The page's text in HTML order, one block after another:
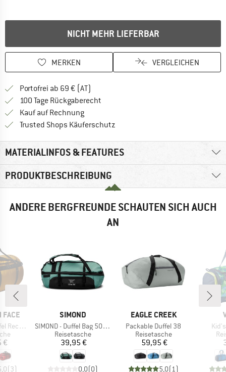
NICHT MEHR LIEFERBAR
MERKEN VERGLEICHEN
Portofrei ab 69 € (AT)
100 Tage Rückgaberecht
Kauf auf RechnungFinde die Zahlungs-Infos hier! Öffnet
Trusted Shops Käuferschutz
MATERIALINFOS & FEATURES
PRODUKTBESCHREIBUNG
ANDERE BERGFREUNDE SCHAUTEN SICH AUCH
AN
FACE
Large
€
(3)
MARKE
SIMOND
Artikel
SIMOND - Duffel Bag 500 30-40
Produktgruppe
Reisetasche
Preis
39,95 €
0,0(0)
MARKE
EAGLE CREEK
Artikel
Packable Duffel 38
Produktgruppe
Reisetasche
Preis
59,95 €
5,0(1 )